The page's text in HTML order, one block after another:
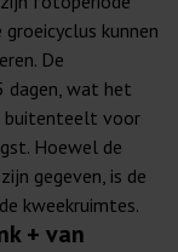
kunnen
De
dagen, wat het
buitenteelt voor
Hoewel de
gegeven, is de
kweekruimtes.
+ van